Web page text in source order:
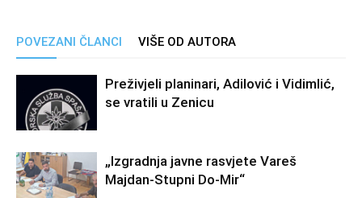
POVEZANI ČLANCI VIŠE OD AUTORA
Preživjeli planinari, Adilović i Vidimlić,
se vratili u Zenicu
„Izgradnja javne rasvjete Vareš
Majdan-Stupni Do-Mir“